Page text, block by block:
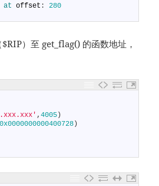
at offset :
280
）至 get_flag() 的函数地址，
,4005 )
0x0000000000400728 )